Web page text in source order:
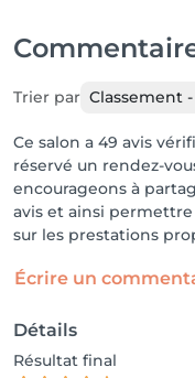
Trier par Classement
Ce salon a 49 avis
réservé un rendez-
encourageons à
avis et ainsi
sur les prestations
Écrire un
Détails
Résultat final